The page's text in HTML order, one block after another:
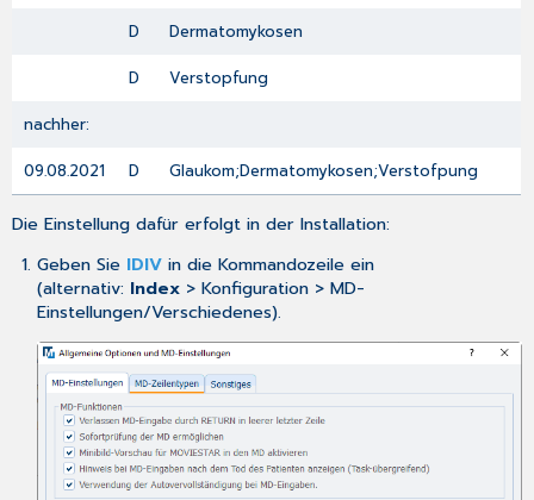
D Dermatomykosen
D Verstopfung
nachher:
09.08.2021 D Glaukom;Dermatomykosen;Verstofpung
Die Einstellung dafür erfolgt in der Installation:
Geben Sie IDIVin die Kommandozeile ein
(alternativ: Index> Konfiguration > MD-
Einstellungen/Verschiedenes).